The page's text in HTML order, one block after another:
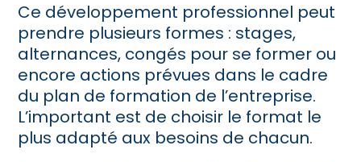
Ce développement professionnel peut
prendre plusieurs formes : stages,
alternances, congés pour se former ou
encore actions prévues dans le cadre
du plan de formation de l’entreprise.
L’important est de choisir le format le
plus adapté aux besoins de chacun.